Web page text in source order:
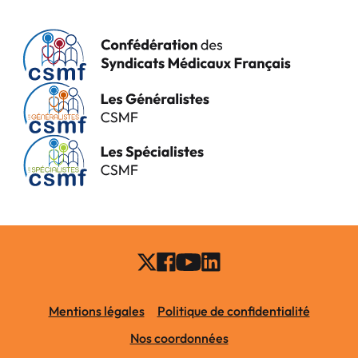
Mentions légales
Politique de confidentialité
Nos coordonnées